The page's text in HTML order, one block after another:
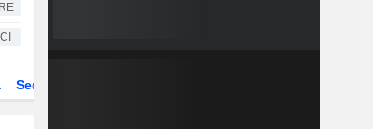
RE
CI
Sector